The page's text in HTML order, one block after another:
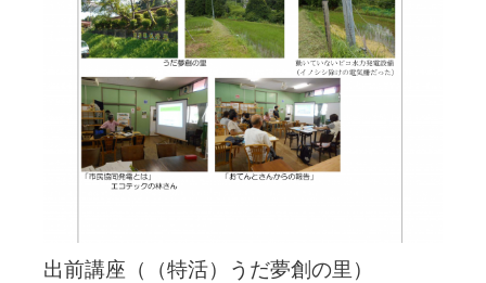
出前講座（（特活）うだ夢創の里）